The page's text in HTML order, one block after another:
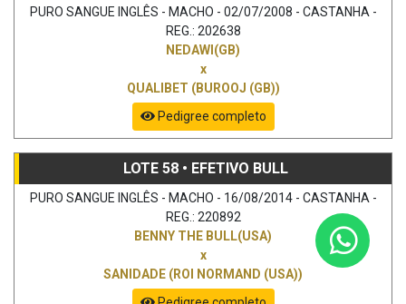
PURO SANGUE INGLÊS - MACHO - 02/07/2008 - CASTANHA -
REG.: 202638
NEDAWI(GB)
x
QUALIBET (BUROOJ (GB))
Pedigree completo
LOTE 58 • EFETIVO BULL
PURO SANGUE INGLÊS - MACHO - 16/08/2014 - CASTANHA -
REG.: 220892
BENNY THE BULL(USA)
x
SANIDADE (ROI NORMAND (USA))